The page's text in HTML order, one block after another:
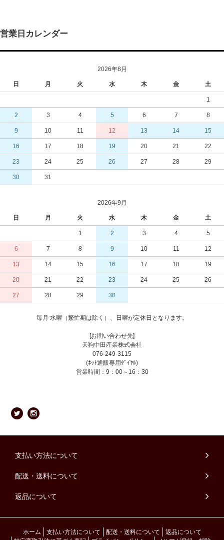
営業日カレンダー
2026年8月
日 月 火 水 木 金 土
1
2 3 4 5 6 7 8
9 10 11 12 13 14 15
16 17 18 19 20 21 22
23 24 25 26 27 28 29
30 31
2026年9月
日 月 火 水 木 金 土
1 2 3 4 5
6 7 8 9 10 11 12
13 14 15 16 17 18 19
20 21 22 23 24 25 26
27 28 29 30
毎月 水曜（繁忙期は除く）、日曜が定休日となります。
[お問い合わせ先]
天狗中田産業株式会社
076-249-3115
(ﾈｯﾄ通販専用ﾀﾞｲﾔﾙ)
営業時間：9：00～16：30
支払い方法について
配送・送料について
返品について
ホーム 支払い方法について 配送・送料について
返品について